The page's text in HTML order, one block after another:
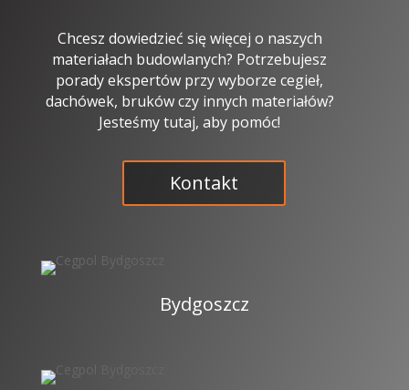
Chcesz dowiedzieć się więcej o naszych
materiałach budowlanych? Potrzebujesz
porady ekspertów przy wyborze cegieł,
dachówek, bruków czy innych materiałów?
Jesteśmy tutaj, aby pomóc!
Kontakt
Bydgoszcz